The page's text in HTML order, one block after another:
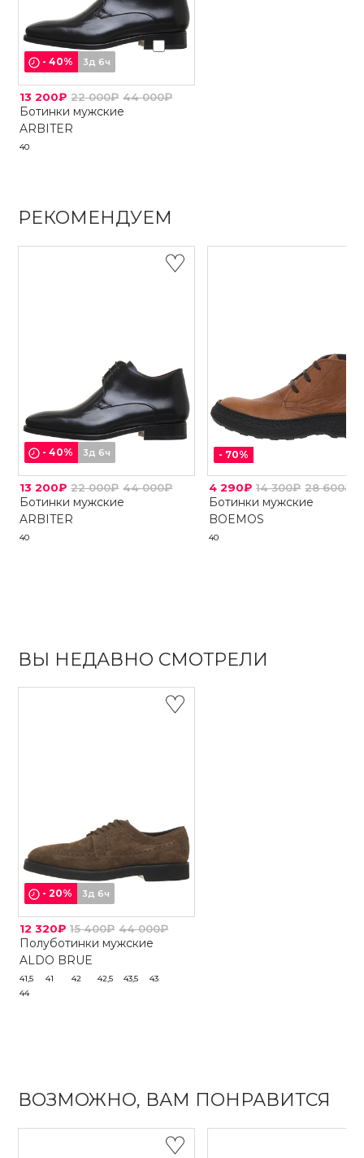
-40% 3д 6ч
13 200₽ 22 000₽ 44 000₽
Ботинки мужские
ARBITER
40
РЕКОМЕНДУЕМ
-40% 3д 6ч
13 200₽ 22 000₽ 44 000₽
Ботинки мужские
ARBITER
40
- 70%
4 290₽ 14 300₽ 28 600₽
Ботинки мужские
BOEMOS
40
ВЫ НЕДАВНО СМОТРЕЛИ
-20% 3д 6ч
12 320₽ 15 400₽ 44 000₽
Полуботинки мужские
ALDO BRUE
41,5 41 42 42,5 43,5
43
44
ВОЗМОЖНО, ВАМ ПОНРАВИТСЯ